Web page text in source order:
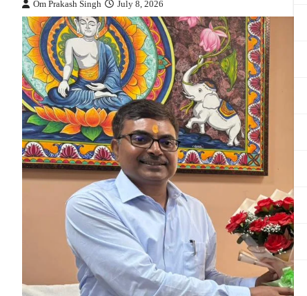
Om Prakash Singh July 8, 2026